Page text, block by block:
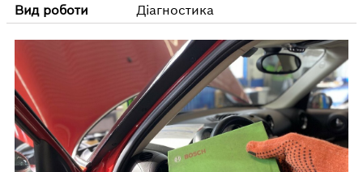
Вид роботи
Діагностика